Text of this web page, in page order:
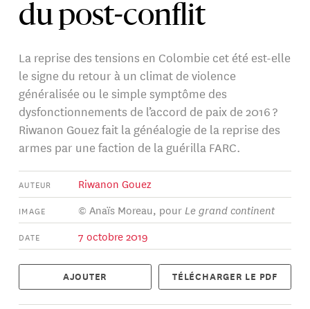
du post-conflit
La reprise des tensions en Colombie cet été est-elle
le signe du retour à un climat de violence
généralisée ou le simple symptôme des
dysfonctionnements de l’accord de paix de 2016 ?
Riwanon Gouez fait la généalogie de la reprise des
armes par une faction de la guérilla FARC.
AUTEUR Riwanon Gouez
IMAGE © Anaïs Moreau, pourLe grand continent
DATE 7 octobre 2019
AJOUTER TÉLÉCHARGER LE PDF